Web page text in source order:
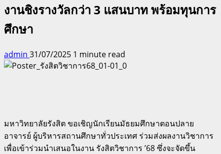
งานชิงรางวัลกว่า 3 แสนบาท พร้อมทุนการ
ศึกษา
admin 31/07/2025 1 minute read
มหาวิทยาลัยรังสิต ขอเชิญนักเรียนมัธยมศึกษาตอนปลาย
อาจารย์ ผู้บริหารสถานศึกษาทั่วประเทศ ร่วมส่งผลงานวิชาการ
เพื่อเข้าร่วมนำเสนอในงาน รังสิตวิชาการ ’68 ซึ่งจะจัดขึ้น